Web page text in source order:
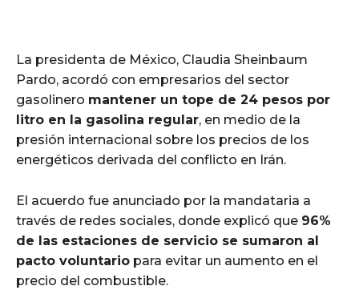
La presidenta de México, Claudia Sheinbaum
Pardo, acordó con empresarios del sector
gasolinero mantener un tope de 24 pesos por
litro en la gasolina regular, en medio de la
presión internacional sobre los precios de los
energéticos derivada del conflicto en Irán.
El acuerdo fue anunciado por la mandataria a
través de redes sociales, donde explicó que 96%
de las estaciones de servicio se sumaron al
pacto voluntario para evitar un aumento en el
precio del combustible.